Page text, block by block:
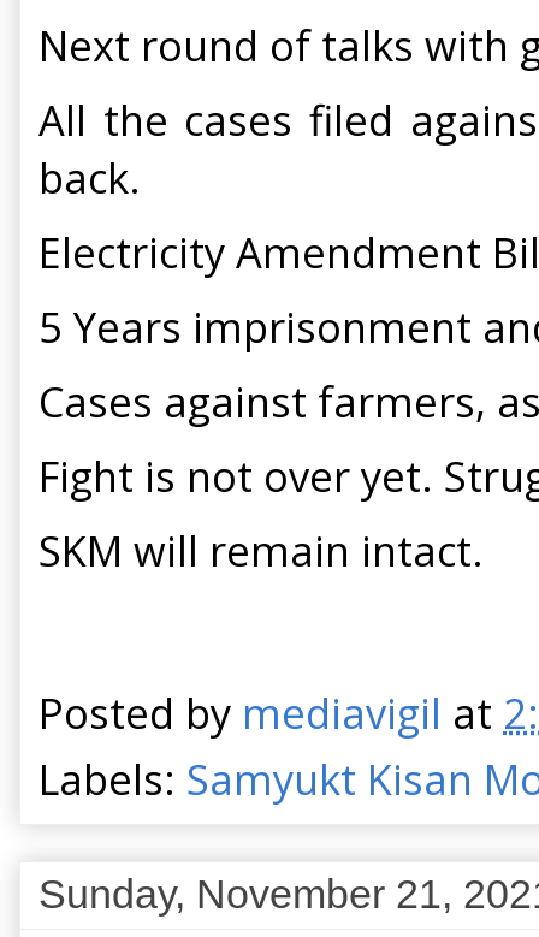
Next round of talks with
All the cases filed
back.
Electricity Amendment
5 Years imprisonment
Cases against farmers,
Fight is not over yet.
SKM will remain intact.
Posted by mediavigil at
Labels: Samyukt Kisan
Sunday, November 21,